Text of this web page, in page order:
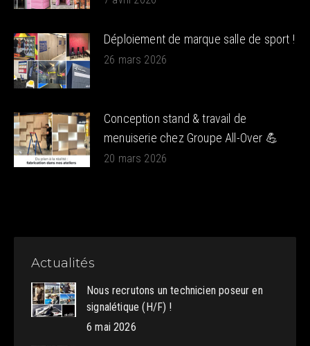
Déploiement de marque salle de sport !
26 mars 2026
Conception stand & travail de
menuiserie chez Groupe All-Over 💪
20 mars 2026
Actualités
Nous recrutons un technicien poseur en
signalétique (H/F) !
6 mai 2026